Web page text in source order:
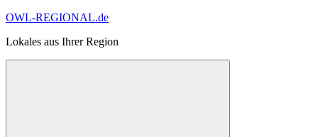
Zum
springen
OWL-REGIONAL.de
Lokales aus Ihrer Region